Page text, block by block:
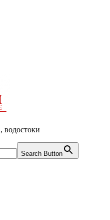
водостоки
Search Button